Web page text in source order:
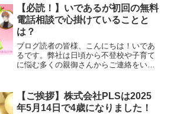
「本当の関係性」と、今できる対策につ
いてお伝えします。80...
【必読！】いであるが初回の無料
電話相談で心掛けていることと
は？
ブログ読者の皆様、こんにちは！いであ
るです。弊社は日頃から不登校や子育て
に悩む多くの親御さんからご連絡をいた
プとして親御さんの任意で初回の無料電
話相談に移ります。その時...
【ご挨拶】株式会社PLSは2025
年5月14日で4歳になりました！